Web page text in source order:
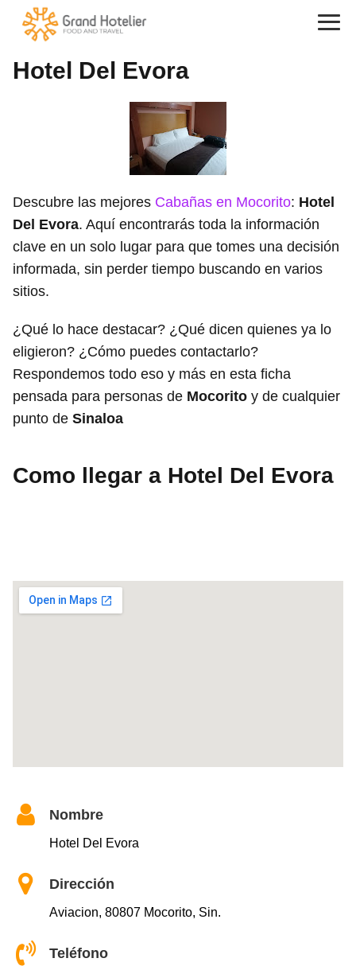
Hotel Del Evora
Descubre las mejores Cabañas en Mocorito: Hotel
Del Evora. Aquí encontrarás toda la información
clave en un solo lugar para que tomes una decisión
informada, sin perder tiempo buscando en varios
sitios.
¿Qué lo hace destacar? ¿Qué dicen quienes ya lo
eligieron? ¿Cómo puedes contactarlo?
Respondemos todo eso y más en esta ficha
pensada para personas de Mocorito y de cualquier
punto de Sinaloa
Como llegar a Hotel Del Evora
Nombre
Hotel Del Evora
Dirección
Aviacion, 80807 Mocorito, Sin.
Teléfono